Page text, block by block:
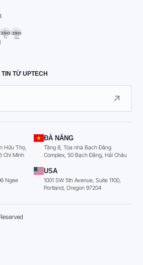
TỪ UPTECH
Hữu Thọ,
Chí Minh
ĐÀ NẴNG
Tầng 8, Tòa nhà Bạch Đằng
Complex, 50 Bạch Đằng, Hải Châu
Ngee
USA
1001 SW 5th Avenue, Suite 1100,
Portland, Oregon 97204